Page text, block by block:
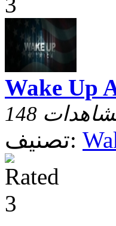
Wake Up
مشاهدات
تصنيف: